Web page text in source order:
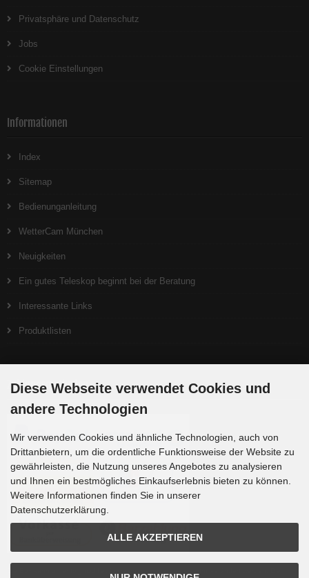
Privatsphäre und Datenschutz
Jobs
Cookie Einstellungen
Informationen
Index
Sitemap
Bedienunganleitung
WetterCam München
Neuigkeiten
Ein gutes Teleskop beginnt bei der Beratung
Interessante Links
Produktlisten
Zahlungsmethoden
Diese Webseite verwendet Cookies und
andere Technologien
Wir verwenden Cookies und ähnliche Technologien, auch von
Drittanbietern, um die ordentliche Funktionsweise der Website zu
gewährleisten, die Nutzung unseres Angebotes zu analysieren
und Ihnen ein bestmögliches Einkaufserlebnis bieten zu können.
Weitere Informationen finden Sie in unserer
Datenschutzerklärung.
ALLE AKZEPTIEREN